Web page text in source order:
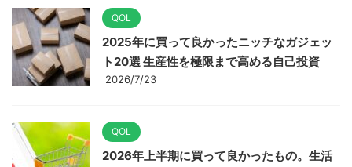
QOL
2025年に買って良かったニッチなガジェッ
ト20選 生産性を極限まで高める自己投資
2026/7/23
QOL
2026年上半期に買って良かったもの。生活